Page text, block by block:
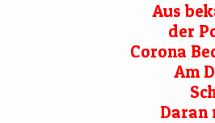
Aus
der
Corona
Am
Daran